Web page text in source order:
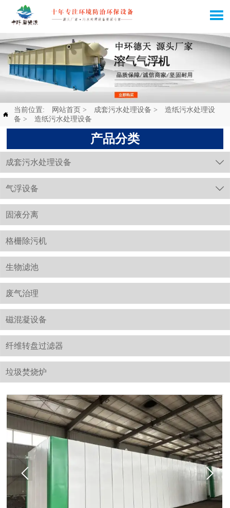


当前位置: 网站首页 > 成套污水处理设备 >
造纸污水处理设
备 > 造纸污水处理设备
产品分类
成套污水处理设备 
气浮设备 
固液分离
格栅除污机
生物滤池
废气治理
磁混凝设备
纤维转盘过滤器
垃圾焚烧炉